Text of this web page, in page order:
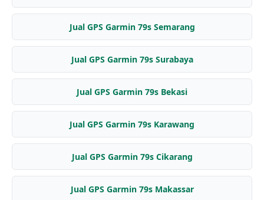
Jual GPS Garmin 79s Semarang
Jual GPS Garmin 79s Surabaya
Jual GPS Garmin 79s Bekasi
Jual GPS Garmin 79s Karawang
Jual GPS Garmin 79s Cikarang
Jual GPS Garmin 79s Makassar